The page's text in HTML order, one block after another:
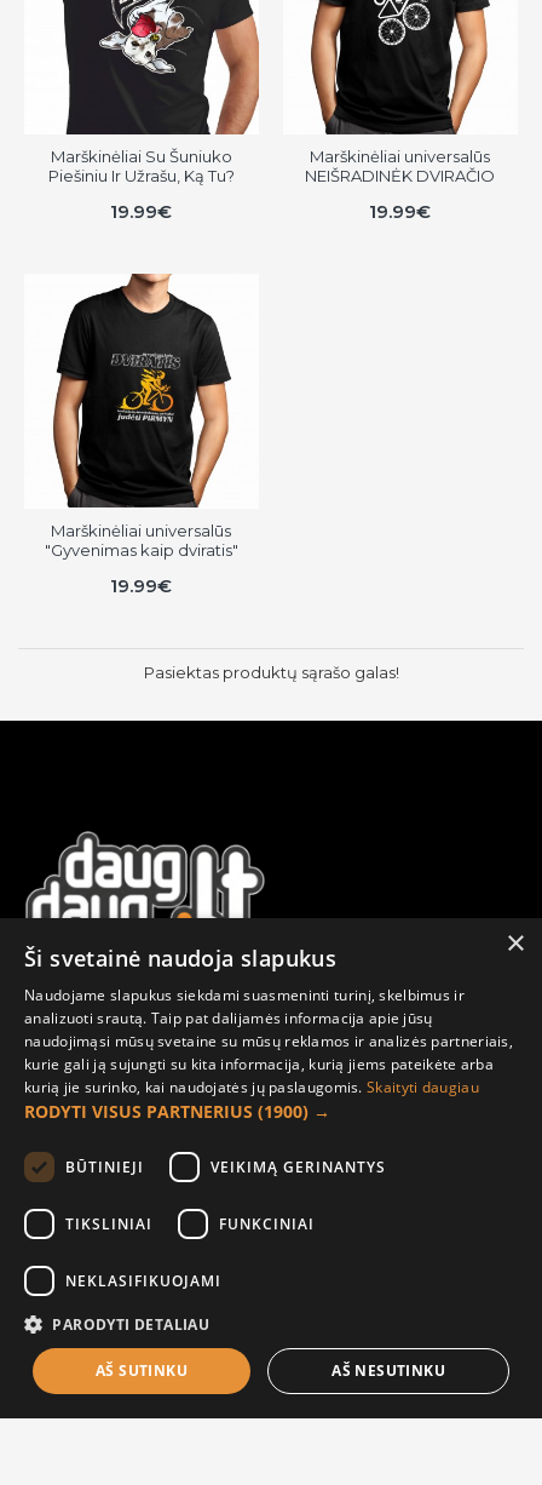
Marškinėliai Su Šuniuko
Piešiniu Ir Užrašu, Ką Tu?
19.99€
Marškinėliai universalūs
NEIŠRADINĖK DVIRAČIO
19.99€
Marškinėliai universalūs
"Gyvenimas kaip dviratis"
19.99€
Pasiektas produktų sąrašo galas!
Sekite mus
Kita informacija
Susisiekite
Žemėlapis
Pirkėjo paskyra
Mano paskyra
Užsakymai
FILTER PRODUCTS
×
Ši svetainė naudoja slapukus
Naudojame slapukus siekdami suasmeninti turinį, skelbimus ir
analizuoti srautą. Taip pat dalijamės informacija apie jūsų
naudojimąsi mūsų svetaine su mūsų reklamos ir analizės partneriais,
kurie gali ją sujungti su kita informacija, kurią jiems pateikėte arba
kurią jie surinko, kai naudojatės jų paslaugomis.Skaityti daugiau
RODYTI VISUS PARTNERIUS (1900) →
BŪTINIEJI VEIKIMĄ GERINANTYS
TIKSLINIAI FUNKCINIAI
NEKLASIFIKUOJAMI
PARODYTI DETALIAU
AŠ SUTINKU AŠ NESUTINKU